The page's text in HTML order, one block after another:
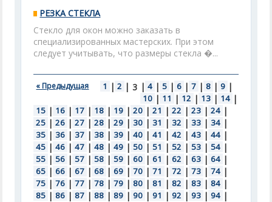
РЕЗКА СТЕКЛА
Стекло для окон можно заказать в
специализированных мастерских. При этом
следует учитывать, что размеры стекла �...
« Предыдущая 1 | 2 | 3 | 4 | 5 | 6 | 7 | 8 | 9 |
10 | 11 | 12 | 13 | 14 |
15 | 16 | 17 | 18 | 19 | 20 | 21 | 22 | 23 | 24 |
25 | 26 | 27 | 28 | 29 | 30 | 31 | 32 | 33 | 34 |
35 | 36 | 37 | 38 | 39 | 40 | 41 | 42 | 43 | 44 |
45 | 46 | 47 | 48 | 49 | 50 | 51 | 52 | 53 | 54 |
55 | 56 | 57 | 58 | 59 | 60 | 61 | 62 | 63 | 64 |
65 | 66 | 67 | 68 | 69 | 70 | 71 | 72 | 73 | 74 |
75 | 76 | 77 | 78 | 79 | 80 | 81 | 82 | 83 | 84 |
85 | 86 | 87 | 88 | 89 | 90 | 91 | 92 | 93 | 94 |